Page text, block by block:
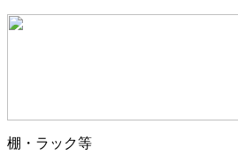
棚・ラック等